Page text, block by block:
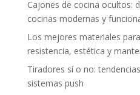
Cajones de cocina ocultos:
cocinas modernas y
Los mejores materiales
resistencia, estética y
Tiradores sí o no:
sistemas push